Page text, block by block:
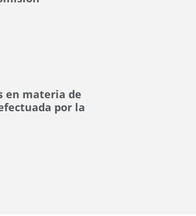
en materia de
por la